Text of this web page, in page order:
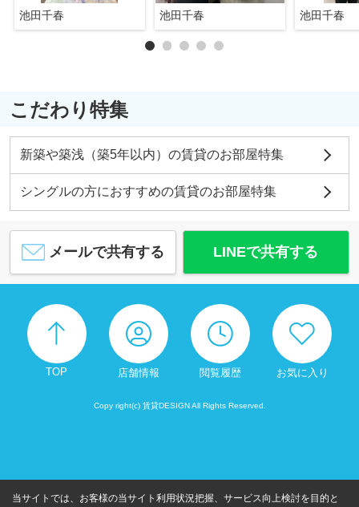
池田千春 池田千春 池田千春
こだわり特集
新築や築浅（築5年以内）の賃貸のお部屋特集
シングルの方におすすめの賃貸のお部屋特集
メールで共有する LINEで共有する
TOP 店舗情報 閲覧履歴 お気に入り
Copy right(c) 賃貸DESIGN All Rights Reserved.
当サイトでは、お客様の当サイト利用状況把握、サービス向上検討を目的と